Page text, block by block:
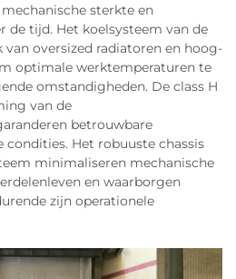
sterkte en
de tijd. Het koelsysteem van de
oversized radiatoren en hoog-
optimale werktemperaturen te
omstandigheden. De class H
van de
betrouwbare
Het robuuste chassis
minimaliseren mechanische
en waarborgen
zijn operationele